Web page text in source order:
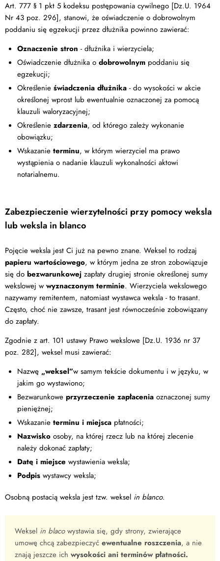
Art. 777 § 1 pkt 5 kodeksu postępowania cywilnego [Dz.U. 1964
Nr 43 poz. 296], stanowi, że oświadczenie o dobrowolnym
poddaniu się egzekucji przez dłużnika powinno zawierać:
Oznaczenie stron - dłużnika i wierzyciela;
Oświadczenie dłużnika o dobrowolnym poddaniu się
egzekucji;
Określenie świadczenia dłużnika - do wysokości w akcie
określonej wprost lub ewentualnie oznaczonej za pomocą
klauzuli waloryzacyjnej;
Określenie zdarzenia, od którego zależy wykonanie
obowiązku;
Wskazanie terminu, w którym wierzyciel ma prawo
wystąpienia o nadanie klauzuli wykonalności aktowi
notarialnemu.
Zabezpieczenie wierzytelności przy pomocy weksla
lub weksla in blanco
Pojęcie weksla jest Ci już na pewno znane. Weksel to rodzaj
papieru wartościowego, w którym jedna ze stron zobowiązuje
się do bezwarunkowej zapłaty drugiej stronie określonej sumy
wekslowej w wyznaczonym terminie. Wierzyciela wekslowego
nazywamy remitentem, natomiast wystawca weksla - to trasant.
Często, choć nie zawsze, trasant jest równocześnie zobowiązany
do zapłaty.
Zgodnie z art. 101 ustawy Prawo wekslowe [Dz.U. 1936 nr 37
poz. 282], weksel musi zawierać:
Nazwę „weksel”w samym tekście dokumentu i w języku, w
jakim go wystawiono;
Bezwarunkowe przyrzeczenie zapłacenia oznaczonej sumy
pieniężnej;
Wskazanie terminu i miejsca płatności;
Nazwisko osoby, na której rzecz lub na której zlecenie
należy dokonać zapłaty;
Datę i miejsce wystawienia weksla;
Podpis wystawcy weksla;
Osobną postacią weksla jest tzw. weksel in blanco.
Weksel in blacowystawia się, gdy strony, zwierające
umowę chcą zabezpieczyć ewentualne roszczenia, a nie
znają jeszcze ich wysokości ani terminów płatności.